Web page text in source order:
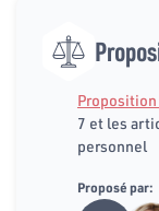
7 et les
personnel
Proposé par: